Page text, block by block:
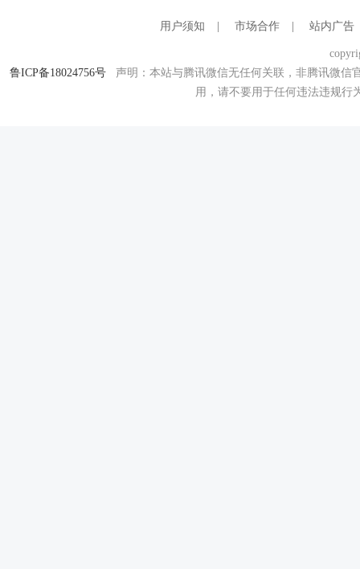
用户须知 市场合作 站内广告
鲁ICP备18024756号 声明：本站与腾讯微信无任何关联，非腾讯微信
用，请不要用于任何违法违规行